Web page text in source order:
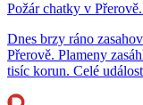
Požár chatky v
Dnes brzy ráno
Přerově. Plameny
tisíc korun. Celé